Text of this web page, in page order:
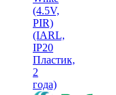
(4.5V,
PIR)
(IARL,
IP20
Пластик,
2
года)